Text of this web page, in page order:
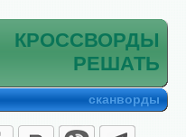
КРОССВОРДЫ
РЕШАТЬ
сканворды